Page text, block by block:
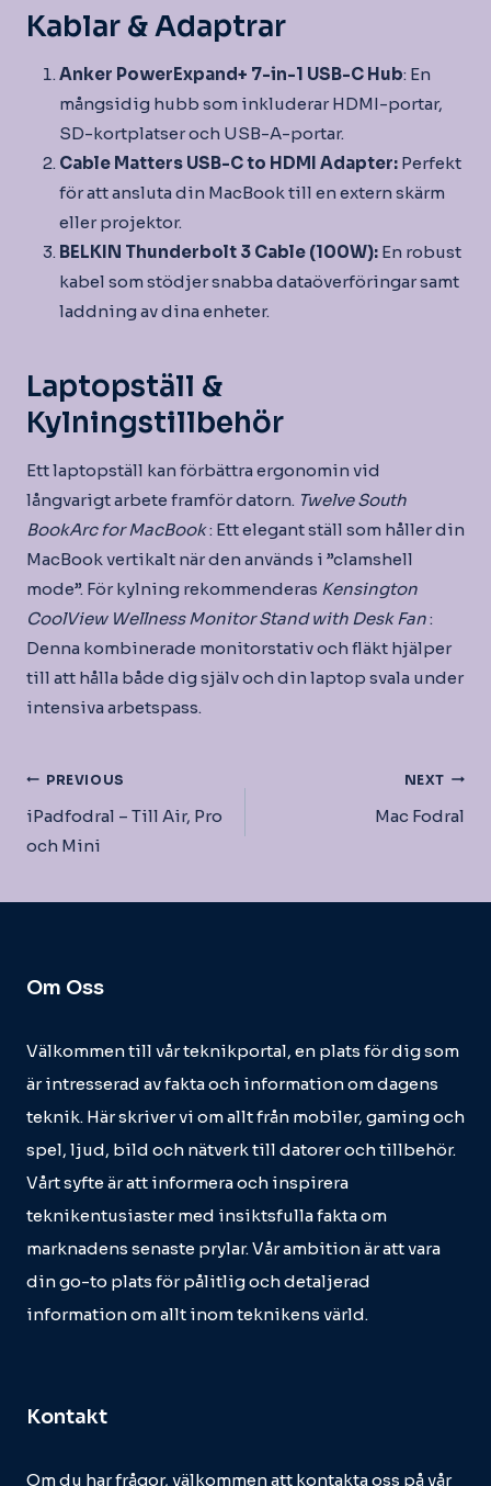
Kablar & Adaptrar
Anker PowerExpand+ 7-in-1 USB-C Hub: En
mångsidig hubb som inkluderar HDMI-portar,
SD-kortplatser och USB-A-portar.
Cable Matters USB-C to HDMI Adapter: Perfekt
för att ansluta din MacBook till en extern skärm
eller projektor.
BELKIN Thunderbolt 3 Cable (100W): En robust
kabel som stödjer snabba dataöverföringar samt
laddning av dina enheter.
Laptopställ &
Kylningstillbehör
Ett laptopställ kan förbättra ergonomin vid
långvarigt arbete framför datorn. Twelve South
BookArc for MacBook: Ett elegant ställ som håller din
MacBook vertikalt när den används i ”clamshell
mode”. För kylning rekommenderas Kensington
CoolView Wellness Monitor Stand with Desk Fan:
Denna kombinerade monitorstativ och fläkt hjälper
till att hålla både dig själv och din laptop svala under
intensiva arbetspass.
Inläggsnavigering
PREVIOUS
iPadfodral – Till Air, Pro
och Mini
NEXT
Mac Fodral
Om Oss
Välkommen till vår teknikportal, en plats för dig som
är intresserad av fakta och information om dagens
teknik. Här skriver vi om allt från mobiler, gaming och
spel, ljud, bild och nätverk till datorer och tillbehör.
Vårt syfte är att informera och inspirera
teknikentusiaster med insiktsfulla fakta om
marknadens senaste prylar. Vår ambition är att vara
din go-to plats för pålitlig och detaljerad
information om allt inom teknikens värld.
Kontakt
Om du har frågor, välkommen att kontakta oss på vår